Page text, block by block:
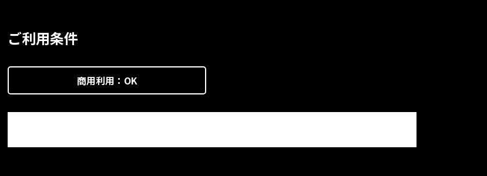
ご利用条件
商用利用： OK